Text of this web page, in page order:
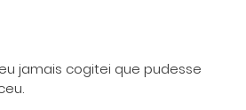
jamais cogitei que pudesse